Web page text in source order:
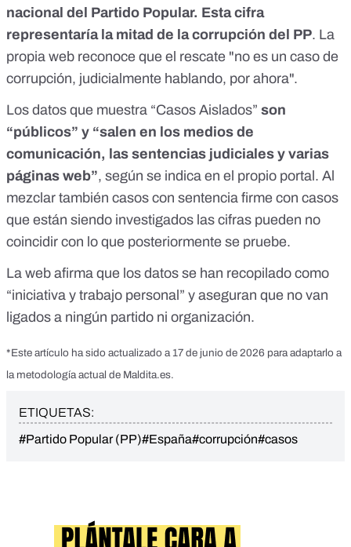
nacional del Partido Popular. Esta cifra
representaría la mitad de la corrupción del PP. La
propia web reconoce que el rescate "no es un caso de
corrupción, judicialmente hablando, por ahora".
Los datos que muestra “Casos Aislados” son
“públicos” y “salen en los medios de
comunicación, las sentencias judiciales y varias
páginas web”, según se indica en el propio portal. Al
mezclar también casos con sentencia firme con casos
que están siendo investigados las cifras pueden no
coincidir con lo que posteriormente se pruebe.
La web afirma que los datos se han recopilado como
“iniciativa y trabajo personal” y aseguran que no van
ligados a ningún partido ni organización.
*Este artículo ha sido actualizado a 17 de junio de 2026 para adaptarlo a
la metodología actual de Maldita.es.
ETIQUETAS:
#Partido Popular (PP)#España#corrupción#casos